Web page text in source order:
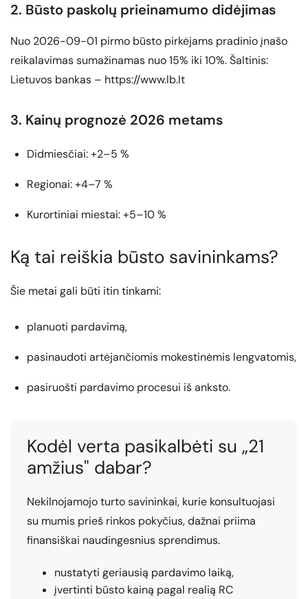
2. Būsto paskolų prieinamumo didėjimas
Nuo 2026-09-01 pirmo būsto pirkėjams pradinio įnašo
reikalavimas sumažinamas nuo 15% iki 10%. Šaltinis:
Lietuvos bankas – https://www.lb.lt
3. Kainų prognozė 2026 metams
Didmiesčiai: +2–5 %
Regionai: +4–7 %
Kurortiniai miestai: +5–10 %
Ką tai reiškia būsto savininkams?
Šie metai gali būti itin tinkami:
planuoti pardavimą,
pasinaudoti artėjančiomis mokestinėmis lengvatomis,
pasiruošti pardavimo procesui iš anksto.
Kodėl verta pasikalbėti su „21
amžius" dabar?
Nekilnojamojo turto savininkai, kurie konsultuojasi
su mumis prieš rinkos pokyčius, dažnai priima
finansiškai naudingesnius sprendimus.
nustatyti geriausią pardavimo laiką,
įvertinti būsto kainą pagal realią RC